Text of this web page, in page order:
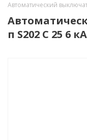
Автоматический
п S202 C 25 6 кА